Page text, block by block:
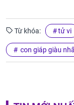
Từ khóa: tử vi
con giáp giàu